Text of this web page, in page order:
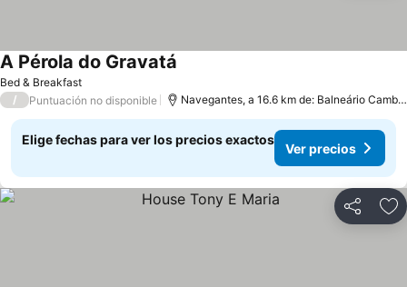
Bed & Breakfast
A Pérola do Gravatá
/ Puntuación no disponible Navegantes, a 16.6 km de: Balneário
Elige fechas para ver los precios exactos
Ver precios
Compartir